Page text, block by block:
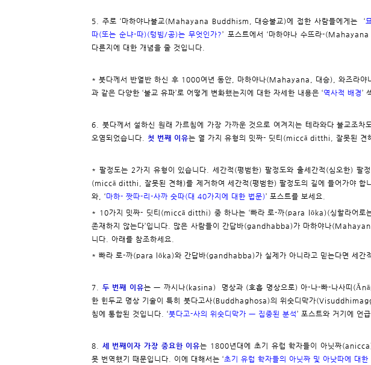
5. 주로 ‘마하야나불교(Mahayana Buddhism, 대승불교)에 접한 사람들에게는 ‘
따(또는 순냐-따)(텅빔/공)는 무엇인가?’ 포스트에서 ‘마하야나 수뜨라-
다른지에 대한 개념을 줄 것입니다.
* 붓다께서 반열반 하신 후 1000여년 동안, 마하야나(Mahayana, 대승), 와즈
과 같은 다양한 ‘불교 유파’로 어떻게 변화했는지에 대한 자세한 내용은 ‘역사적 배경’
6. 붓다께서 설하신 원래 가르침에 가장 가까운 것으로 여겨지는 테라와다 불교조차
오염되었습니다. 첫 번째 이유는 열 가지 유형의 밋짜- 딧티(miccā ditthi, 잘못된 견
* 팔정도는 2가지 유형이 있습니다. 세간적(평범한) 팔정도와 출세간적(심오한) 팔
(miccā ditthi, 잘못된 견해)를 제거하여 세간적(평범한) 팔정도의 길에 들어가야 합
와, ‘마하- 짯따-리-사까 숫따(대 40가지에 대한 법문)’ 포스트를 보세요.
* 10가지 밋짜- 딧티(miccā ditthi) 중 하나는 ‘빠라 로-까(para lōka)(싱할라어로
존재하지 않는다’입니다. 많은 사람들이 간답바(gandhabba)가 마하야나
니다. 아래를 참조하세요.
* 빠라 로-까(para lōka)와 간답바(gandhabba)가 실제가 아니라고 믿는다면 세간
7. 두 번째 이유는 ㅡ 까시나(kasina) 명상과 (호흡 명상으로) 아-나-빠-나사띠
한 힌두교 명상 기술이 특히 붓다고사(Buddhaghosa)의 위숫디막가
침에 통합된 것입니다. ‘붓다고-사의 위숫디막가 ㅡ 집중된 분석’ 포스트와 거기에 언
8. 세 번째이자 가장 중요한 이유는 1800년대에 초기 유럽 학자들이 아닛짜
못 번역했기 때문입니다. 이에 대해서는 ‘초기 유럽 학자들의 아닛짜 및 아낫따에 대한